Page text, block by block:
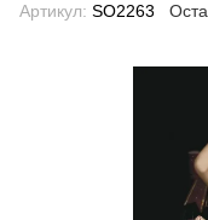
Артикул: SO2263